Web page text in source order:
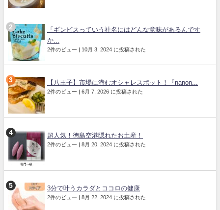
「ギンビスっていう社名にはどんな意味があるんです
か...
2件のビュー | 10月 3, 2024 に投稿された
【八王子】市場に潜むオシャレスポット！『nanon...
2件のビュー | 6月 7, 2026 に投稿された
超人気！徳島空港隠れたお土産！
2件のビュー | 8月 20, 2024 に投稿された
3分で叶うカラダとココロの健康
2件のビュー | 8月 22, 2024 に投稿された